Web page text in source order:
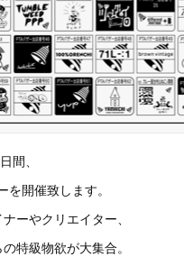
間、
開催致します。
ーやクリエイター、
特級物欲が大集合。